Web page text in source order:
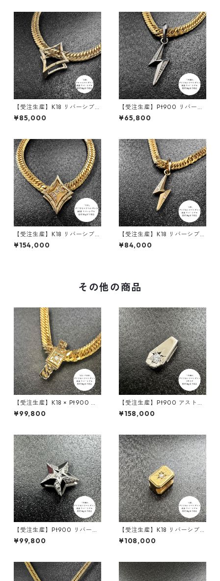
【受注生産】K18 リバーシブル
ペンダント｜額縁フレーム
〈ロンバス 30g用〉｜30g喜
¥85,000
【受注生産】Pt900 リバーシ
ブルペンダント | 雷-INAZUM
A- |ダイヤモンド | 30g喜平ま
¥65,800
【受注生産】K18 リバーシブル
ペンダント | ロンバスクラシッ
ク+額縁フレーム30g用 | 30g
¥154,000
【受注生産】K18 リバーシブル
ペンダント | 雷-INAZUMA- |
ダイヤモンド | 30g喜平まで
¥84,000
その他の商品
【受注生産】K18 × Pt900 リ
バーシブルペンダント｜組 -K
UMI- ダイヤモンド × ブラック
¥99,800
【受注生産】Pt900 アストラ
エッジペンダント ｜Sサイズ｜
30ｇ喜平まで対応 ｜custom
¥158,000
【受注生産】Pt900 リバーシ
ブルペンダント｜ステラコア
｜30g喜平まで対応 4WAY｜c
¥99,800
【受注生産】K18 リバーシブル
ペンダント｜ロイヤルコアプ
レート ｜30g喜平まで対応 2
¥108,000